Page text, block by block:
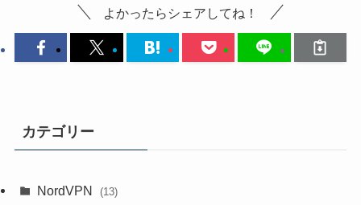
よかったらシェアしてね！
カテゴリー
NordVPN (13)